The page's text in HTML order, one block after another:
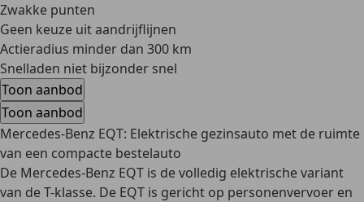
Zwakke punten
Geen keuze uit aandrijflijnen
Actieradius minder dan 300 km
Snelladen niet bijzonder snel
Toon aanbod
Toon aanbod
Mercedes-Benz EQT: Elektrische gezinsauto met de ruimte
van een compacte bestelauto
De Mercedes-Benz EQT is devolledig elektrische variant
van de T-klasse. De EQT is gericht op personenvervoer en